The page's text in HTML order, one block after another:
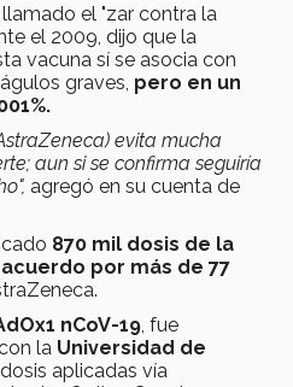
llamado el "zar contra la
el 2009, dijo que la
vacuna sí se asocia con
graves, pero en un
evita mucha
aun si se confirma seguiría
agregó en su cuenta de
870 mil dosis de la
acuerdo por más de 77
nCoV-19 , fue
la Universidad de
aplicadas vía